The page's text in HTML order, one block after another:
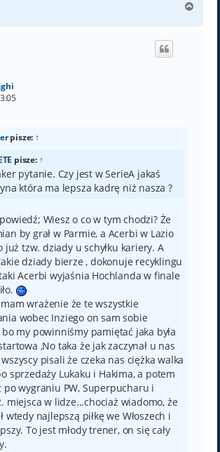
g
pisze: ↑
pisze: ↑
pytanie. Czy jest w SerieA jakaś
która ma lepsza kadrę niż nasza ?
Wiesz o co w tym chodzi? Że
by grał w Parmie, a Acerbi w Lazio
już tzw. dziady u schyłku kariery. A
dziady bierze , dokonuje recyklingu
Acerbi wyjaśnia Hochlanda w finale
wrażenie że te wszystkie
wobec Inziego on sam sobie
bo my powinniśmy pamiętać jaka była
,No taka że jak zaczynał u nas
pisali że czeka nas ciężka walka
sprzedaży Lukaku i Hakima, a potem
po wygraniu PW, Superpucharu i
miejsca w lidze...chociaż wiadomo, że
wtedy najlepszą piłkę we Włoszech i
To jest młody trener, on się cały